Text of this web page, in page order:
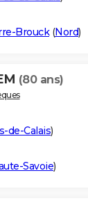
Brouck(Nord)
(80 ans)
de-Calais)
Savoie)